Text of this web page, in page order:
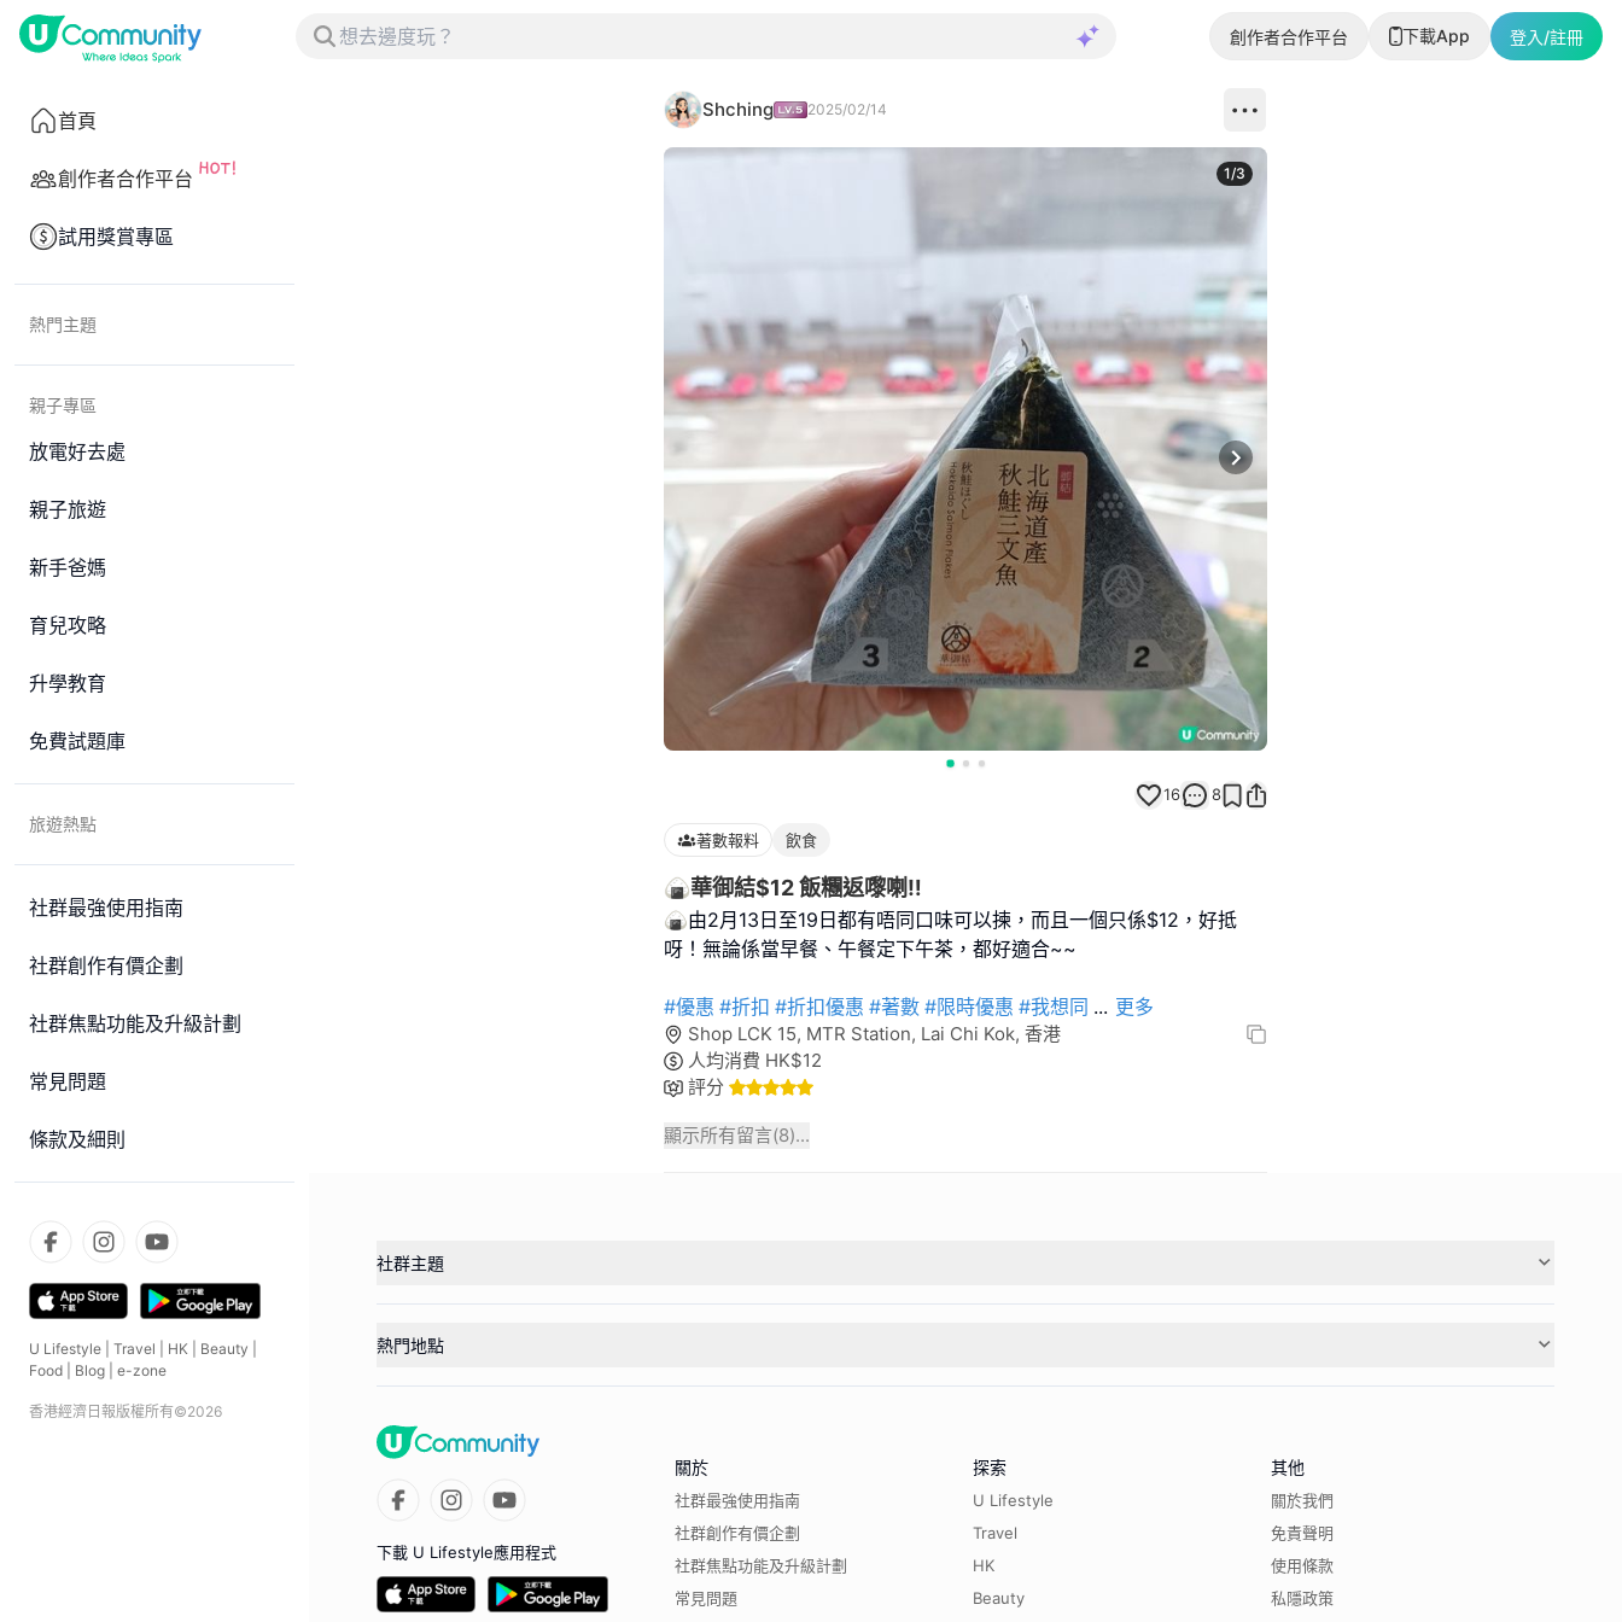
創作者合作平台 下載App 登入/註冊
首頁
創作者合作平台
試用獎賞專區
熱門主題
親子專區
放電好去處
親子旅遊
新手爸媽
育兒攻略
升學教育
免費試題庫
旅遊熱點
社群最強使用指南
社群創作有價企劃
社群焦點功能及升級計劃
常見問題
條款及細則
U Lifestyle Travel HK Beauty
Food
Blog e-zone
香港經濟日報版權所有©2026
Shching 2025/02/14
Next slide
1/3
16 8
著數報料 飲食
🍙華御結$12 飯糰返嚟喇‼️
🍙由2月13日至19日都有唔同口味可以揀，而且一個只係$12，好抵
呀！無論係當早餐、午餐定下午茶，都好適合~~
#優惠 #折扣 #折扣優惠 #著數 #限時優惠 #我想同 ... 更多
Shop LCK 15, MTR Station, Lai Chi Kok, 香港
人均消費 HK$12
評分
顯示所有留言(8)...
社群主題
熱門地點
下載 U Lifestyle應用程式
關於
社群最強使用指南
社群創作有價企劃
社群焦點功能及升級計劃
常見問題
探索
U Lifestyle
Travel
HK
Beauty
其他
關於我們
免責聲明
使用條款
私隱政策